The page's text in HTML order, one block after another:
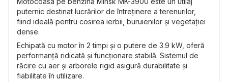
puternic destinat lucrărilor de întreținere a terenurilor,
fiind ideală pentru cosirea ierbii, buruienilor și vegetației
dense.
Echipată cu motor în 2 timpi și o putere de 3.9 kW, oferă
performanță ridicată și funcționare stabilă. Sistemul de
răcire cu aer și arborele rigid asigură durabilitate și
fiabilitate în utilizare.